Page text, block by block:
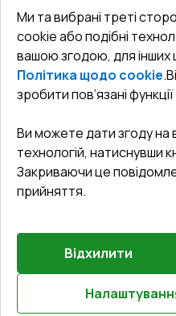
Блог
Адреса гіпермаркета
Як правильно заміряти
Доставка і Оплата
Гарантія та Сервіс
Повернення товару
Договір публічної оферти
КОНТАКТИ
Офіс:Україна, м.
undefined(undefined)
©2026
Сайт створено на
Повідомити
Ми та вибрані треті
cookie або подібні
вашою згодою, для інших
Політика щодо cookie.
зробити пов’язані
Ви можете дати згоду на
технологій, натиснувши
Закриваючи це
прийняття.
Відхилити